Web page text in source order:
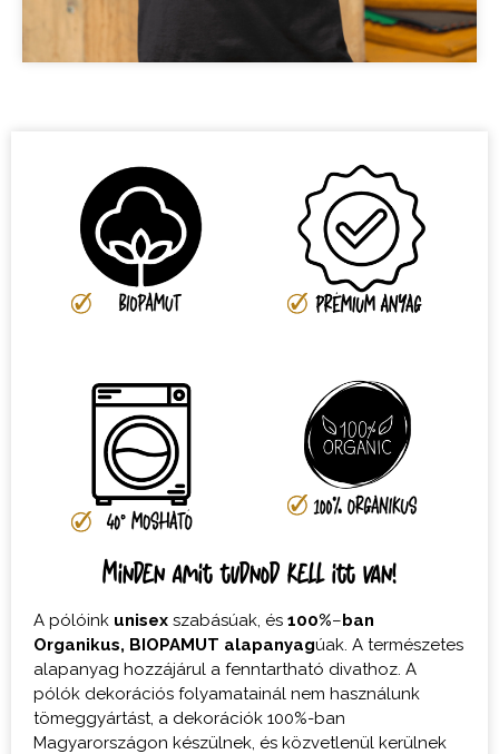
Minden amit tudnod kell itt van!
A pólóink unisex szabásúak, és 100%–ban
Organikus, BIOPAMUT alapanyagúak. A természetes
alapanyag hozzájárul a fenntartható divathoz. A
pólók dekorációs folyamatainál nem használunk
tömeggyártást, a dekorációk 100%-ban
Magyarországon készülnek, és közvetlenül kerülnek